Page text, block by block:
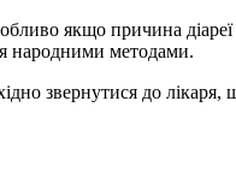
якщо причина діареї
народними методами.
звернутися до